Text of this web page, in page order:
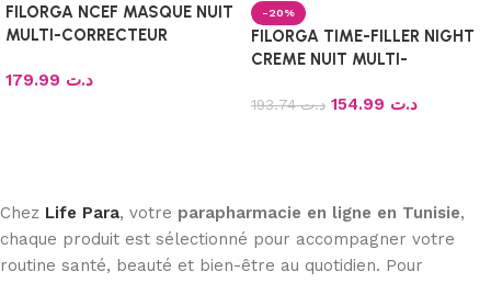
FILORGA NCEF MASQUE NUIT
MULTI-CORRECTEUR
د.ت
-20%
FILORGA TIME-FILLER NIGHT
CREME NUIT MULTI-
د.ت193.74 د.ت
Chez Life Para, votre parapharmacie en ligne en Tunisie,
chaque produit est sélectionné pour accompagner votre
routine santé, beauté et bien-être au quotidien. Pour